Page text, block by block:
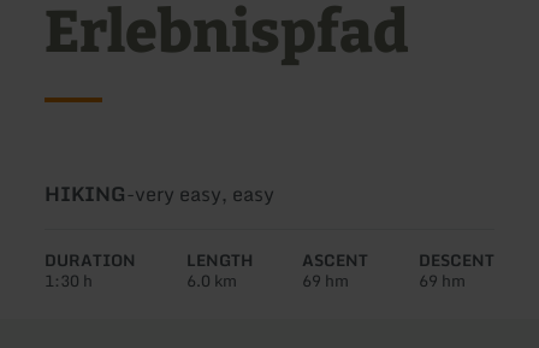
Erlebnispfad
Type
tour:
HIKING-Difficulty:
very easy, easy
DURATION
1:30 h
LENGTH
6.0 km
ASCENT
69 hm
DESCENT
69 hm